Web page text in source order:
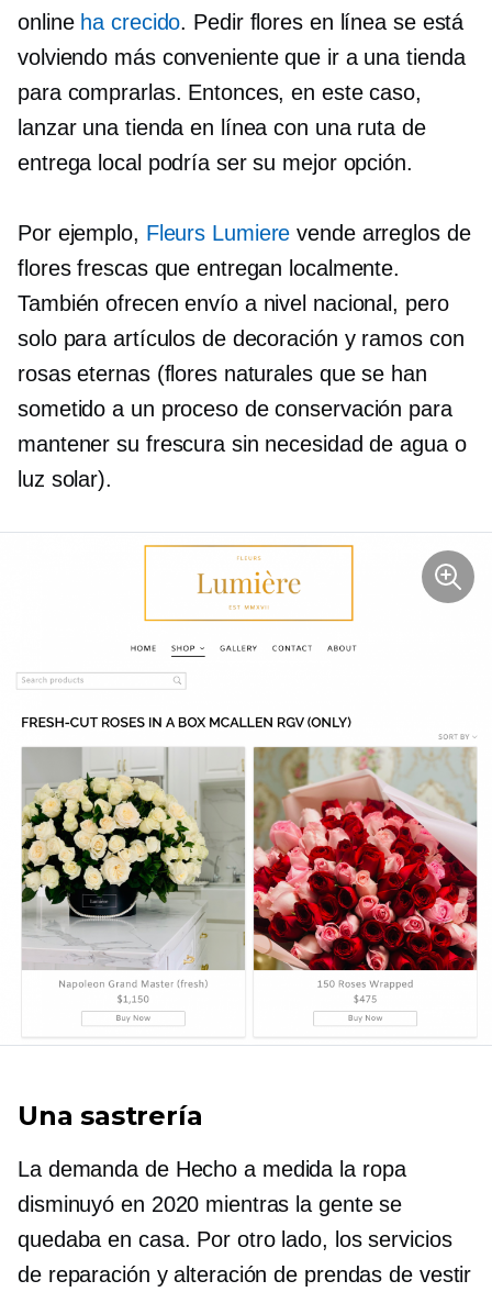
online ha crecido. Pedir flores en línea se está
volviendo más conveniente que ir a una tienda
para comprarlas. Entonces, en este caso,
lanzar una tienda en línea con una ruta de
entrega local podría ser su mejor opción.
Por ejemplo, Fleurs Lumiere vende arreglos de
flores frescas que entregan localmente.
También ofrecen envío a nivel nacional, pero
solo para artículos de decoración y ramos con
rosas eternas (flores naturales que se han
sometido a un proceso de conservación para
mantener su frescura sin necesidad de agua o
luz solar).
Una sastrería
La demanda de Hecho a medida la ropa
disminuyó en 2020 mientras la gente se
quedaba en casa. Por otro lado, los servicios
de reparación y alteración de prendas de vestir